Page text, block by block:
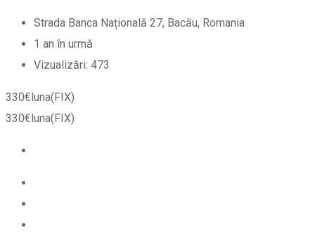
Strada Banca Națională 27, Bacău, Romania
1 an în urmă
Vizualizări: 473
330€ luna(FIX)
330€ luna(FIX)